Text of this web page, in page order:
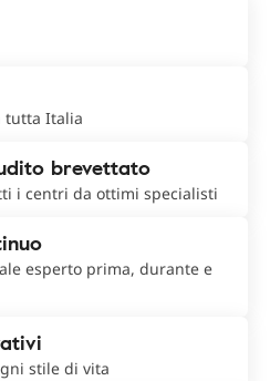
tutta Italia
brevettato
i centri da ottimi specialisti
esperto prima, durante e
stile di vita